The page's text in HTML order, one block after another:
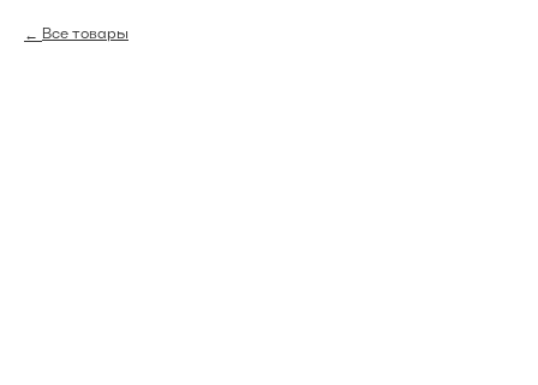
Все товары